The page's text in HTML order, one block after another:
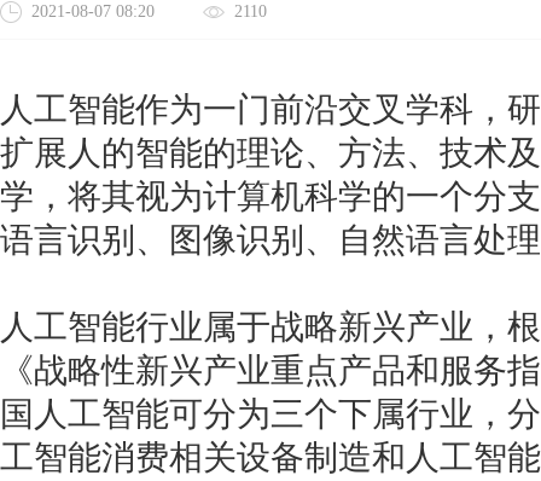
2021-08-07 08:20 2110
人工智能作为一门前沿交叉学科，
扩展人的智能的理论、方法、技术
学，将其视为计算机科学的一个分
语言识别、图像识别、自然语言处
人工智能行业属于战略新兴产业，
《战略性新兴产业重点产品和服务
国人工智能可分为三个下属行业，
工智能消费相关设备制造和人工智